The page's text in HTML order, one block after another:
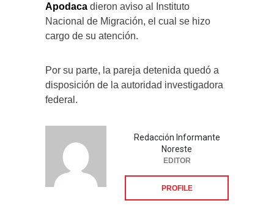
Apodaca dieron aviso al Instituto
Nacional de Migración, el cual se hizo
cargo de su atención.
Por su parte, la pareja detenida quedó a
disposición de la autoridad investigadora
federal.
Redacción Informante
Noreste
EDITOR
PROFILE